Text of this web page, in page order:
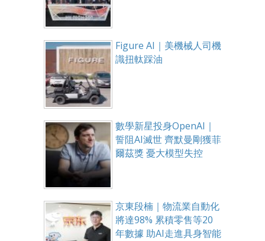
Figure AI｜美機械人司機
識扭軚踩油
數學新星投身OpenAI｜
誓阻AI滅世 齊默曼剛獲菲
爾茲獎 憂大模型失控
京東段楠｜物流業自動化
將達98% 累積零售等20
年數據 助AI走進具身智能